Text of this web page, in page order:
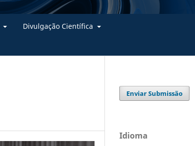
Divulgação Científica
Enviar Submissão
Idioma